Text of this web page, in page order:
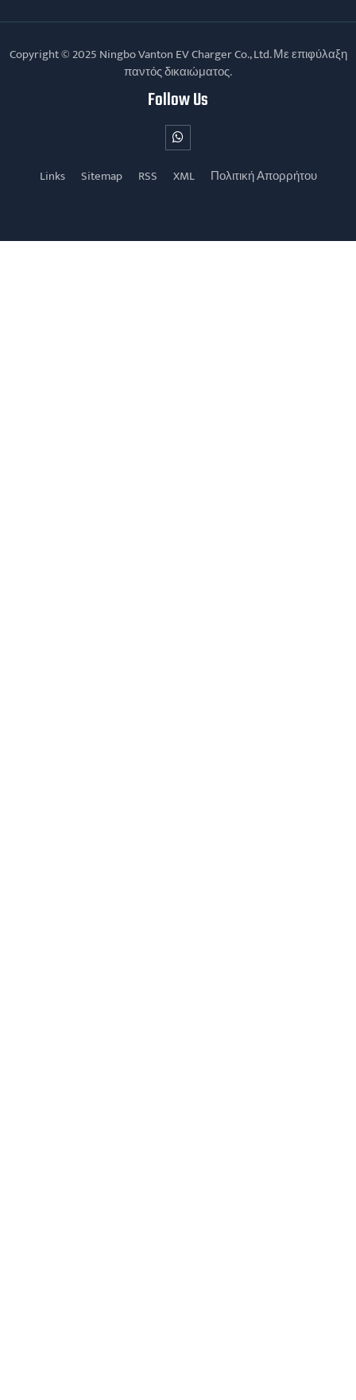
Copyright © 2025 Ningbo Vanton EV Charger Co., Ltd. Με επιφύλαξη
παντός δικαιώματος.
Follow Us
Links Sitemap RSS XML Πολιτική Απορρήτου